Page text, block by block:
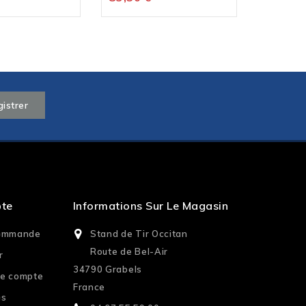
compte
Informations Sur Le Magasin
Stand de Tir Occitan
Route de Bel-Air
34790 Grabels
France